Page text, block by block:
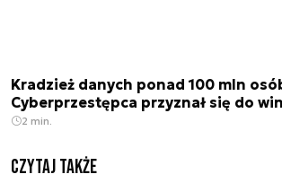
Kradzież danych ponad 100 mln
Cyberprzestępca przyznał się do
2 min.
Czytaj także